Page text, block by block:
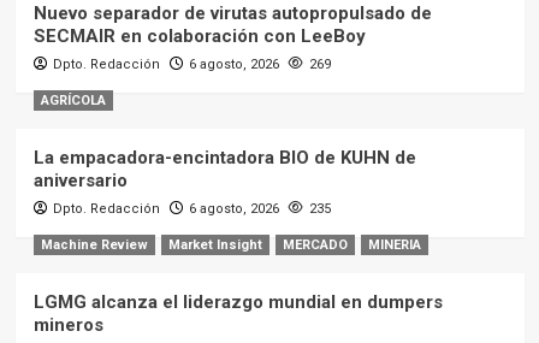
Nuevo separador de virutas autopropulsado de
SECMAIR en colaboración con LeeBoy
Dpto. Redacción 6 agosto, 2026 269
AGRÍCOLA
La empacadora-encintadora BIO de KUHN de
aniversario
Dpto. Redacción 6 agosto, 2026 235
Machine Review Market Insight MERCADO MINERIA
LGMG alcanza el liderazgo mundial en dumpers
mineros